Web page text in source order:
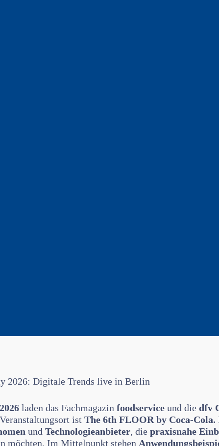
2026: Digitale Trends live in Berlin
laden das Fachmagazin foodservice und die dfv
ist The 6th FLOOR by Coca-Cola.
und Technologieanbieter, die praxisnahe
möchten. Im Mittelpunkt stehen